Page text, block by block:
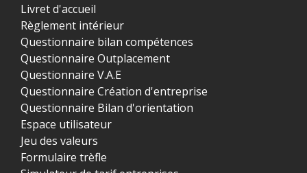
Livret d'accueil
Règlement intérieur
Questionnaire bilan compétences
Questionnaire Outplacement
Questionnaire V.A.E
Questionnaire Création d'entreprise
Questionnaire Bilan d'orientation
Espace utilisateur
Jeu des valeurs
Formulaire trèfle